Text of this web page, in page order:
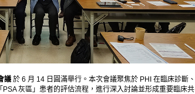
議 於 6 月 14 日圓滿舉行。本次會議聚焦於 PHI 在臨床診斷、
灰區」患者的評估流程，進行深入討論並形成重要臨床共